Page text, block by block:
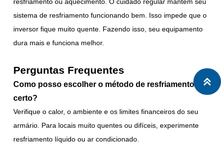
sistema de resfriamento funcionando bem. Isso impede que o
inversor fique muito quente. Fazendo isso, seu equipamento
dura mais e funciona melhor.
Perguntas Frequentes
Como posso escolher o método de resfriamento
certo?
Verifique o calor, o ambiente e os limites financeiros do seu
armário. Para locais muito quentes ou difíceis, experimente
resfriamento líquido ou ar condicionado.
